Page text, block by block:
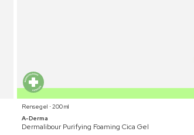
Rensegel ⋅ 200 ml
A-Derma
Dermalibour Purifying Foaming Cica Gel